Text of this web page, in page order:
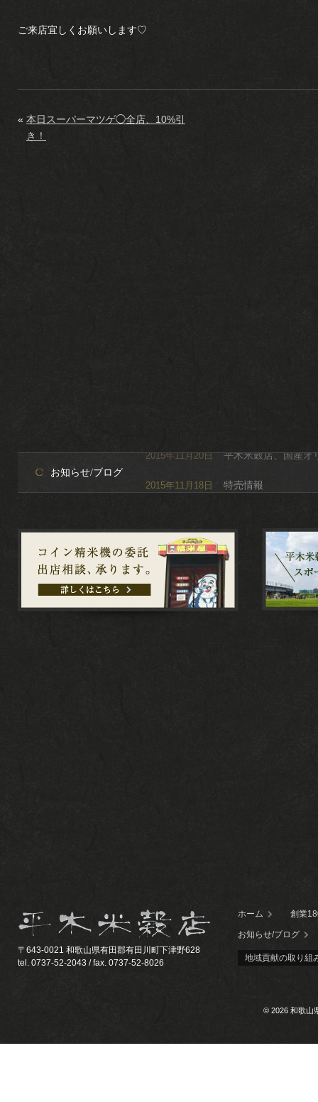
ご来店宜しくお願いします♡
« 本日スーパーマツゲ◯全店、10%引
き！
お知らせ/ブログ
〒643-0021 和歌山県有田郡有田川町下津野628
tel. 0737-52-2043 / fax. 0737-52-8026
ホーム 創業
お知らせ/ブログ
地域貢献の取り組
© 2026 和歌山